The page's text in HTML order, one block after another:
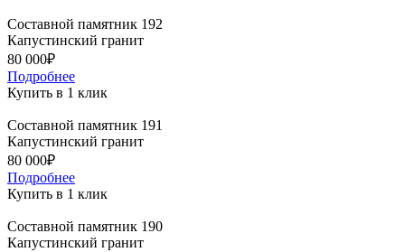
Составной памятник 192
Капустинский гранит
80 000₽
Подробнее
Купить в 1 клик
Составной памятник 191
Капустинский гранит
80 000₽
Подробнее
Купить в 1 клик
Составной памятник 190
Капустинский гранит